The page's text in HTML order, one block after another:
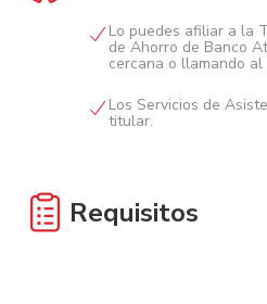
Lo puedes afiliar a la
de Ahorro de Banco
cercana o llamando
Los Servicios de
titular.
Requisitos